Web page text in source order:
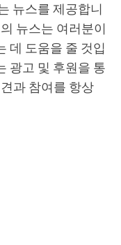
뉴스를 제공합니
뉴스는 여러분이
데 도움을 줄 것입
광고 및 후원을 통
과 참여를 항상